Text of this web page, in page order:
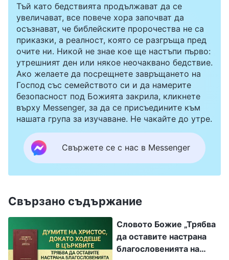
Тъй като бедствията продължават да се
увеличават, все повече хора започват да
осъзнават, че библейските пророчества не са
приказки, а реалност, която се разгръща пред
очите ни. Никой не знае кое ще настъпи първо:
утрешният ден или някое неочаквано бедствие.
Ако желаете да посрещнете завръщането на
Господ със семейството си и да намерите
безопасност под Божията закрила, кликнете
върху Messenger, за да се присъедините към
нашата група за изучаване. Не чакайте до утре.
Свържете се с нас в Messenger
Свързано съдържание
Словото Божие „Трябва
да оставите настрана
благословенията на